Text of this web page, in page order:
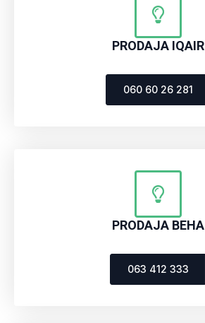
PRODAJA IQAIR
060 60 26 281
PRODAJA BEHA
063 412 333